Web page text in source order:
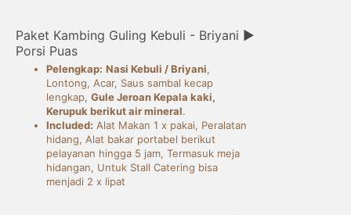
Paket Kambing Guling Kebuli - Briyani ►
Porsi Puas
Pelengkap: Nasi Kebuli / Briyani,
Lontong, Acar, Saus sambal kecap
lengkap, Gule Jeroan Kepala kaki,
Kerupuk berikut air mineral.
Included: Alat Makan 1 x pakai, Peralatan
hidang, Alat bakar portabel berikut
pelayanan hingga 5 jam, Termasuk meja
hidangan, Untuk Stall Catering bisa
menjadi 2 x lipat